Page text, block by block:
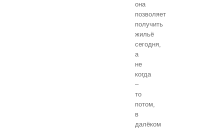
она
позволяет
получить
жильё
сегодня,
а
не
когда
–
то
потом,
в
далёком